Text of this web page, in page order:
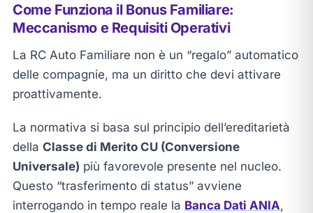
Come Funziona il Bonus Familiare:
Meccanismo e Requisiti Operativi
La RC Auto Familiare non è un “regalo” automatico
delle compagnie, ma un diritto che devi attivare
proattivamente.
La normativa si basa sul principio dell’ereditarietà
della Classe di Merito CU (Conversione
Universale) più favorevole presente nel nucleo.
Questo “trasferimento di status” avviene
interrogando in tempo reale la Banca Dati ANIA,